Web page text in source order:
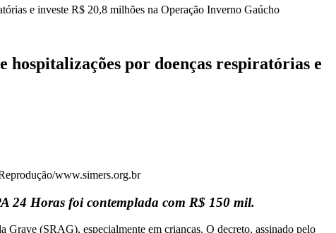
e investe R$ 20,8 milhões na Operação Inverno Gaúcho
hospitalizações por doenças respiratórias e
www.simers.org.br
24 Horas foi contemplada com R$ 150 mil.
(SRAG), especialmente em crianças. O decreto, assinado pelo